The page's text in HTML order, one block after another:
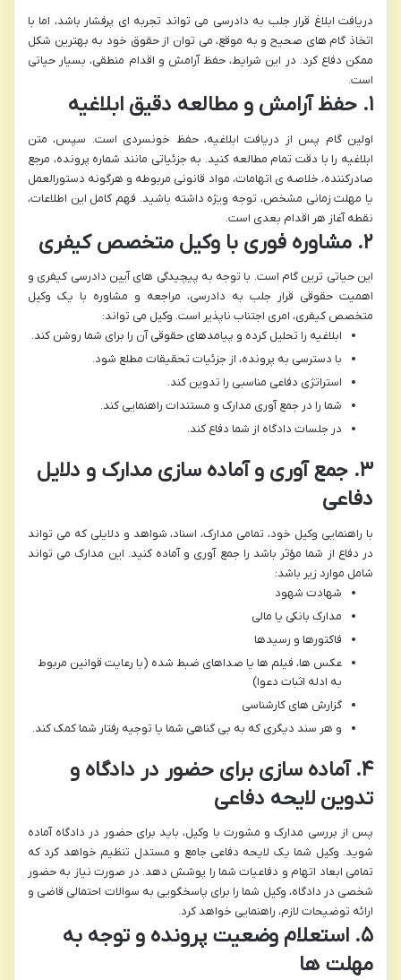
دریافت ابلاغ قرار جلب به دادرسی می تواند تجربه ای پرفشار باشد، اما با
اتخاذ گام های صحیح و به موقع، می توان از حقوق خود به بهترین شکل
ممکن دفاع کرد. در این شرایط، حفظ آرامش و اقدام منطقی، بسیار حیاتی
است.
۱. حفظ آرامش و مطالعه دقیق ابلاغیه
اولین گام پس از دریافت ابلاغیه، حفظ خونسردی است. سپس، متن
ابلاغیه را با دقت تمام مطالعه کنید. به جزئیاتی مانند شماره پرونده، مرجع
صادرکننده، خلاصه ی اتهامات، مواد قانونی مربوطه و هرگونه دستورالعمل
یا مهلت زمانی مشخص، توجه ویژه داشته باشید. فهم کامل این اطلاعات،
نقطه آغاز هر اقدام بعدی است.
۲. مشاوره فوری با وکیل متخصص کیفری
این حیاتی ترین گام است. با توجه به پیچیدگی های آیین دادرسی کیفری و
اهمیت حقوقی قرار جلب به دادرسی، مراجعه و مشاوره با یک وکیل
متخصص کیفری، امری اجتناب ناپذیر است. وکیل می تواند:
ابلاغیه را تحلیل کرده و پیامدهای حقوقی آن را برای شما روشن کند.
با دسترسی به پرونده، از جزئیات تحقیقات مطلع شود.
استراتژی دفاعی مناسبی را تدوین کند.
شما را در جمع آوری مدارک و مستندات راهنمایی کند.
در جلسات دادگاه از شما دفاع کند.
۳. جمع آوری و آماده سازی مدارک و دلایل
دفاعی
با راهنمایی وکیل خود، تمامی مدارک، اسناد، شواهد و دلایلی که می تواند
در دفاع از شما مؤثر باشد را جمع آوری و آماده کنید. این مدارک می تواند
شامل موارد زیر باشد:
شهادت شهود
مدارک بانکی یا مالی
فاکتورها و رسیدها
عکس ها، فیلم ها یا صداهای ضبط شده (با رعایت قوانین مربوط
به ادله اثبات دعوا)
گزارش های کارشناسی
و هر سند دیگری که به بی گناهی شما یا توجیه رفتار شما کمک کند.
۴. آماده سازی برای حضور در دادگاه و
تدوین لایحه دفاعی
پس از بررسی مدارک و مشورت با وکیل، باید برای حضور در دادگاه آماده
شوید. وکیل شما یک لایحه دفاعی جامع و مستدل تنظیم خواهد کرد که
تمامی ابعاد اتهام و دفاعیات شما را پوشش دهد. در صورت نیاز به حضور
شخصی در دادگاه، وکیل شما را برای پاسخگویی به سوالات احتمالی قاضی و
ارائه توضیحات لازم، راهنمایی خواهد کرد.
۵. استعلام وضعیت پرونده و توجه به
مهلت ها